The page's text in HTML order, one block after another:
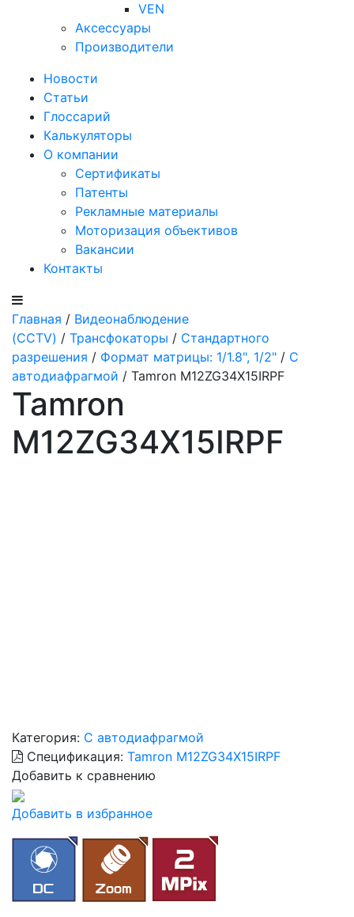
VEN
Аксессуары
Производители
Новости
Статьи
Глоссарий
Калькуляторы
О компании
Сертификаты
Патенты
Рекламные материалы
Моторизация объективов
Вакансии
Контакты
Главная / Видеонаблюдение
(CCTV) / Трансфокаторы / Стандартного
разрешения / Формат матрицы: 1/1.8", 1/2" / С
автодиафрагмой / Tamron M12ZG34X15IRPF
Tamron
M12ZG34X15IRPF
Категория: С автодиафрагмой
Спецификация: Tamron M12ZG34X15IRPF
Добавить к сравнению
Добавить в избранное